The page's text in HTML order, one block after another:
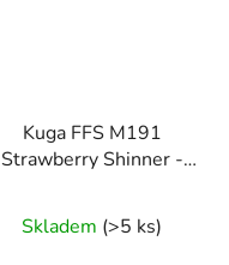
Kuga FFS M191
Strawberry Shinner -
Skladem (>5 ks)